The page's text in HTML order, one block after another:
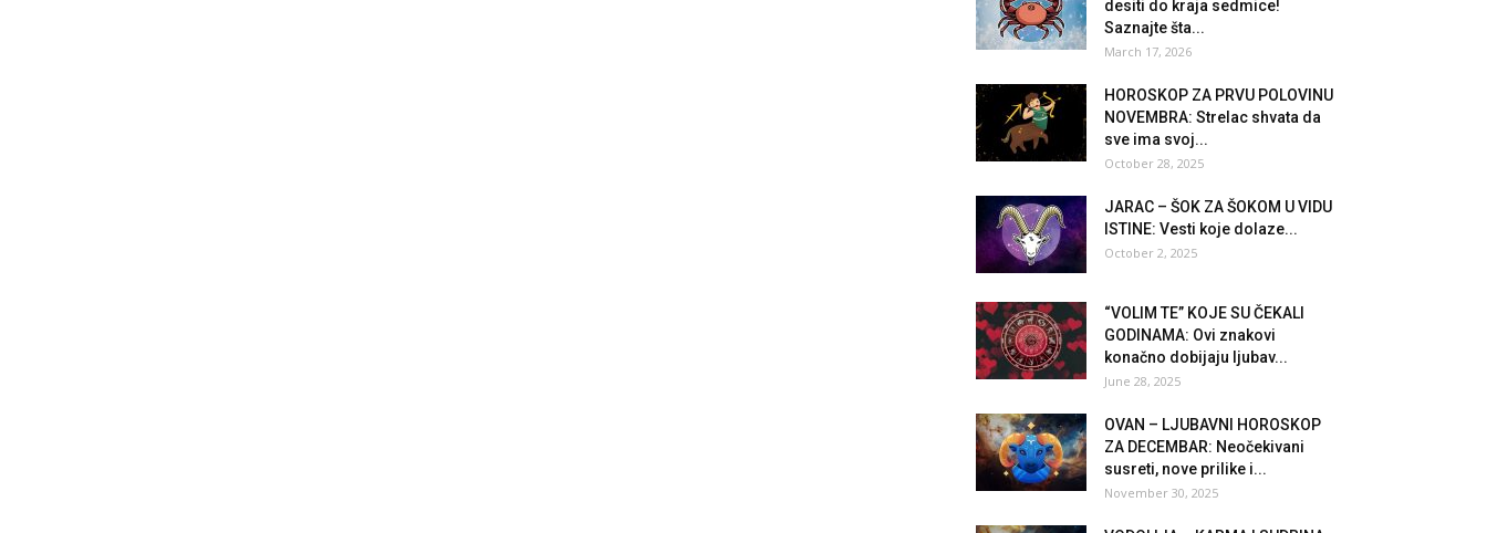
desiti do kraja sedmice!
Saznajte šta...
March 17, 2026
HOROSKOP ZA PRVU POLOVINU
NOVEMBRA: Strelac shvata da
sve ima svoj...
October 28, 2025
JARAC – ŠOK ZA ŠOKOM U VIDU
ISTINE: Vesti koje dolaze...
October 2, 2025
“VOLIM TE” KOJE SU ČEKALI
GODINAMA: Ovi znakovi
konačno dobijaju ljubav...
June 28, 2025
OVAN – LJUBAVNI HOROSKOP
ZA DECEMBAR: Neočekivani
susreti, nove prilike i...
November 30, 2025